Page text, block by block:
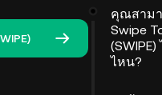
คุณสาม
Swipe
(SWIPE)
ไหน?